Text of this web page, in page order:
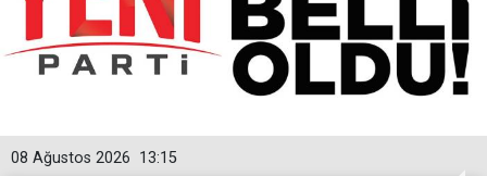
13:15
08 Ağustos 2026